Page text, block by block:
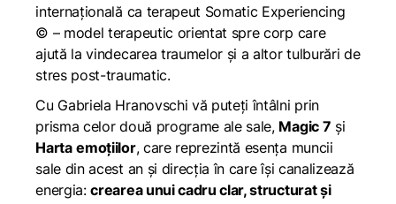
internațională ca terapeut Somatic Experiencing
© – model terapeutic orientat spre corp care
ajută la vindecarea traumelor și a altor tulburări de
stres post-traumatic.
Cu Gabriela Hranovschi vă puteți întâlni prin
prisma celor două programe ale sale, Magic 7 și
Harta emoțiilor, care reprezintă esența muncii
sale din acest an și direcția în care își canalizează
energia:crearea unui cadru clar, structurat și